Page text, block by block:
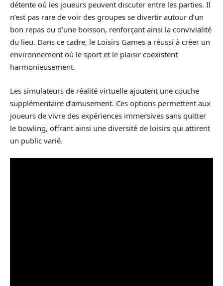
détente où les joueurs peuvent discuter entre les parties. Il
n’est pas rare de voir des groupes se divertir autour d’un
bon repas ou d’une boisson, renforçant ainsi la convivialité
du lieu. Dans ce cadre, le Loisirs Games a réussi à créer un
environnement où le sport et le plaisir coexistent
harmonieusement.
Les simulateurs de réalité virtuelle ajoutent une couche
supplémentaire d’amusement. Ces options permettent aux
joueurs de vivre des expériences immersives sans quitter
le bowling, offrant ainsi une diversité de loisirs qui attirent
un public varié.